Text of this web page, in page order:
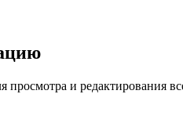
просмотра и редактирования